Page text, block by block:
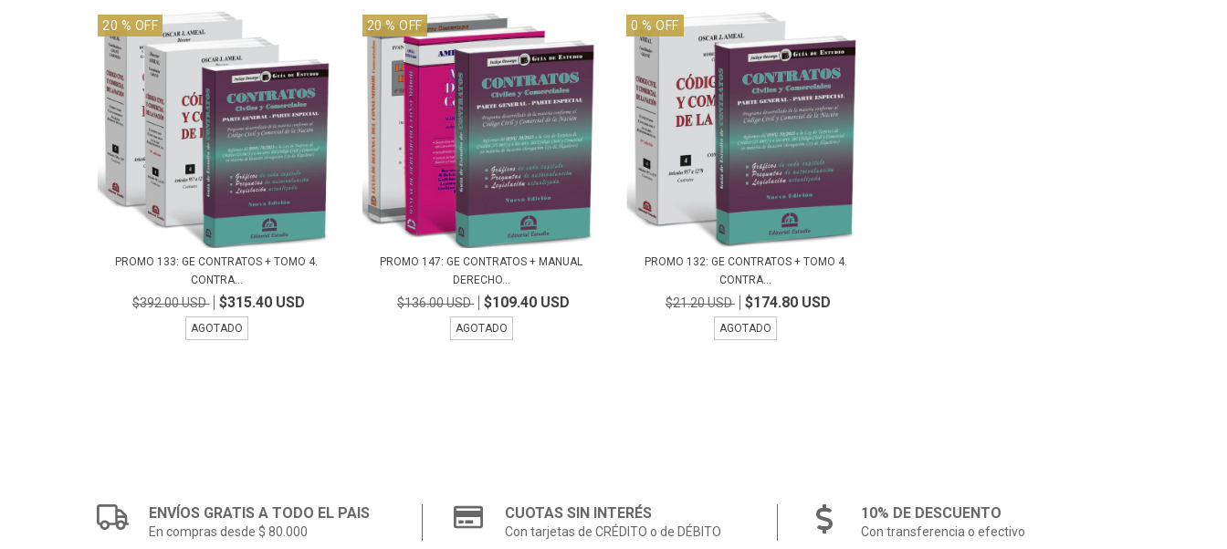
20 % OFF
PROMO 133: GE CONTRATOS + TOMO 4.
CONTRA...
$392.00 USD $315.40 USD
AGOTADO
20 % OFF
PROMO 147: GE CONTRATOS + MANUAL
DERECHO...
$136.00 USD $109.40 USD
AGOTADO
0 % OFF
PROMO 132: GE CONTRATOS + TOMO 4.
CONTRA...
$21.20 USD $174.80 USD
AGOTADO
ENVÍOS GRATIS A TODO EL PAIS
En compras desde $ 80.000
CUOTAS SIN INTERÉS
Con tarjetas de CRÉDITO o de DÉBITO
10% DE DESCUENTO
Con transferencia o efectivo